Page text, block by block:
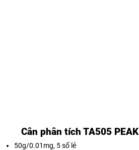
Cân phân tích TA505 PEAK
50g/0.01mg, 5 số lẻ